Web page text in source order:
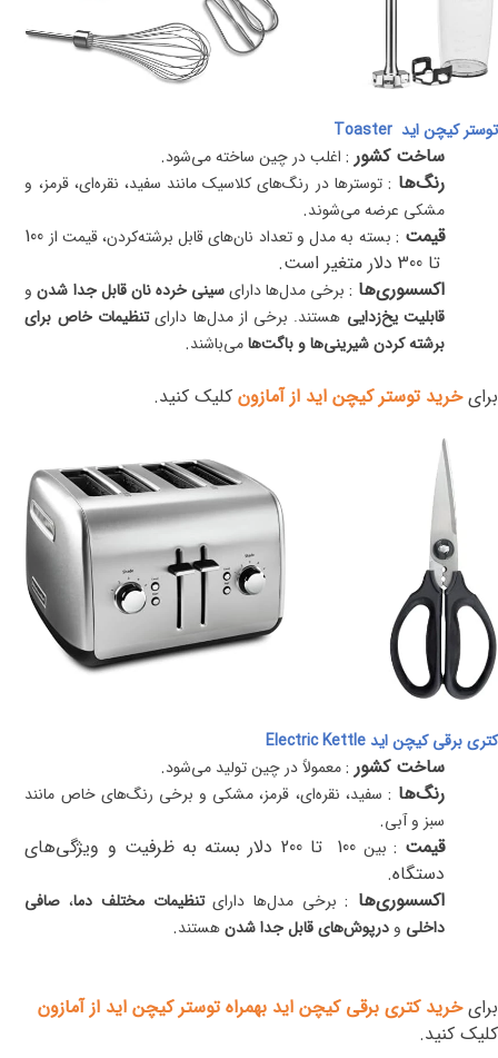
توستر کیچن اید Toaster
ساخت کشور : اغلب در چین ساخته می‌شود.
رنگ‌ها : توسترها در رنگ‌های کلاسیک مانند سفید، نقره‌ای، قرمز، و
مشکی عرضه می‌شوند.
قیمت : بسته به مدل و تعداد نان‌های قابل برشته‌کردن، قیمت از 100
تا 300 دلار متغیر است
.
اکسسوری‌ها : برخی مدل‌ها دارایسینی خرده نان قابل جدا شدنو
قابلیت یخ‌زدایی هستند. برخی از مدل‌ها دارایتنظیمات خاص برای
برشته کردن شیرینی‌ها و باگت‌هامی‌باشند.
برایخرید توستر کیچن اید از آمازون کلیک کنید.
کتری برقی کیچن اید Electric Kettle
ساخت کشور :معمولاً در چین تولید می‌شود.
رنگ‌ها : سفید، نقره‌ای، قرمز، مشکی و برخی رنگ‌های خاص مانند
سبز و آبی.
قیمت : بین 100
تا 200 دلار بسته به ظرفیت و ویژگی‌های
دستگاه.
اکسسوری‌ها : برخی مدل‌ها دارایتنظیمات مختلف دما، صافی
داخلی و درپوش‌های قابل جدا شدنهستند.
برایخرید کتری برقی کیچن اید بهمراه توستر کیچن اید از آمازون
کلیک کنید.